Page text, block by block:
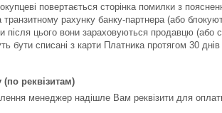
повертається сторінка помилки з
транзитному рахунку банку-партнера (або
після цього вони зараховуються продавцю
бути списані з карти Платника протягом 30
(по реквізитам)
менеджер надішле Вам реквізити для